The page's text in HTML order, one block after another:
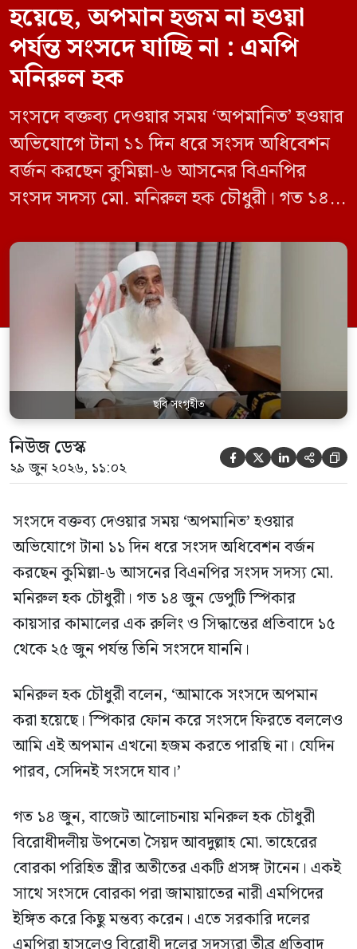
হয়েছে, অপমান হজম না হওয়া
পর্যন্ত সংসদে যাচ্ছি না : এমপি
মনিরুল হক
সংসদে বক্তব্য দেওয়ার সময় ‘অপমানিত’ হওয়ার
অভিযোগে টানা ১১ দিন ধরে সংসদ অধিবেশন
বর্জন করছেন কুমিল্লা-৬ আসনের বিএনপির
সংসদ সদস্য মো. মনিরুল হক চৌধুরী। গত ১৪
রুলিং ও সিদ্ধান্তের প্রতিবাদে ১৫ থেকে ২৫ জুন
পর্যন্ত তিনি সংসদে যাননি। মনিরুল হক চৌধুরী
বলেন, ‘আমাকে সংসদে অপমান করা হয়েছে।
স্পিকার ফোন […]
ছবি সংগৃহীত
নিউজ ডেস্ক
২৯ জুন ২০২৬, ১১:০২     
সংসদে বক্তব্য দেওয়ার সময় ‘অপমানিত’ হওয়ার
অভিযোগে টানা ১১ দিন ধরে সংসদ অধিবেশন বর্জন
করছেন কুমিল্লা-৬ আসনের বিএনপির সংসদ সদস্য মো.
মনিরুল হক চৌধুরী। গত ১৪ জুন ডেপুটি স্পিকার
কায়সার কামালের এক রুলিং ও সিদ্ধান্তের প্রতিবাদে ১৫
থেকে ২৫ জুন পর্যন্ত তিনি সংসদে যাননি।
মনিরুল হক চৌধুরী বলেন, ‘আমাকে সংসদে অপমান
করা হয়েছে। স্পিকার ফোন করে সংসদে ফিরতে বললেও
আমি এই অপমান এখনো হজম করতে পারছি না। যেদিন
পারব, সেদিনই সংসদে যাব।’
গত ১৪ জুন, বাজেট আলোচনায় মনিরুল হক চৌধুরী
বিরোধীদলীয় উপনেতা সৈয়দ আবদুল্লাহ মো. তাহেরের
বোরকা পরিহিত স্ত্রীর অতীতের একটি প্রসঙ্গ টানেন। একই
সাথে সংসদে বোরকা পরা জামায়াতের নারী এমপিদের
ইঙ্গিত করে কিছু মন্তব্য করেন। এতে সরকারি দলের